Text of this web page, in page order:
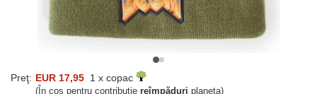
Preţ: EUR 17,95 1 x copac
(În coș pentru contribuție reîmpăduri planeta)